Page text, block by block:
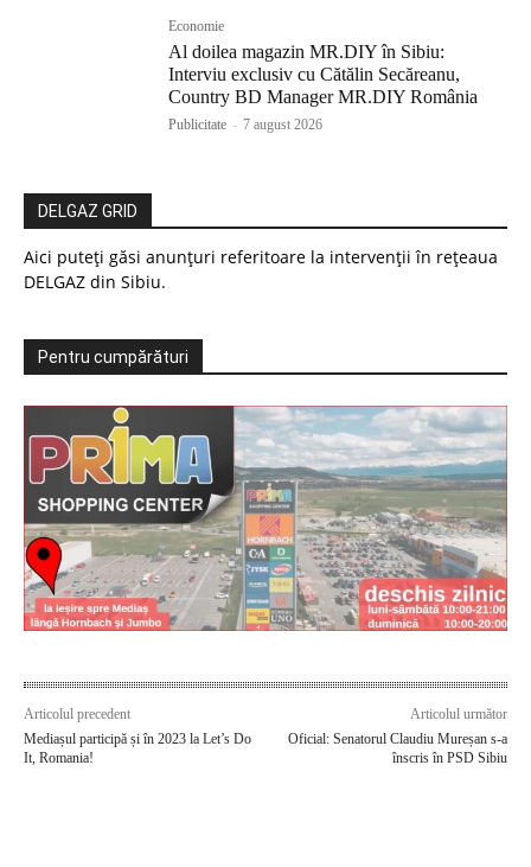
Economie
Al doilea magazin MR.DIY în Sibiu:
Interviu exclusiv cu Cătălin Secăreanu,
Country BD Manager MR.DIY România
Publicitate - 7 august 2026
DELGAZ GRID
Aici puteți găsi anunțuri referitoare la intervenții în rețeaua
DELGAZ din Sibiu.
Pentru cumpărături
Articolul precedent
Mediașul participă și în 2023 la Let’s Do
It, Romania!
Articolul următor
Oficial: Senatorul Claudiu Mureșan s-a
înscris în PSD Sibiu